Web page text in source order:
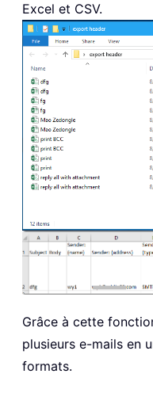
Excel et CSV.
Grâce à cette
plusieurs e-mails en
formats.